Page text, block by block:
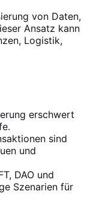
von Daten,
Ansatz kann
Logistik,
erschwert
sind
und
DAO und
Szenarien für